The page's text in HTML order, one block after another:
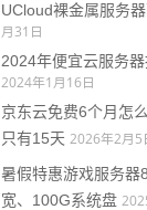
UCloud裸金属服务
月31日
2024年便宜云服务
2024年1月16日
京东云免费6个月怎
只有15天 2026年2月5
暑假特惠游戏服务
宽、100G系统盘